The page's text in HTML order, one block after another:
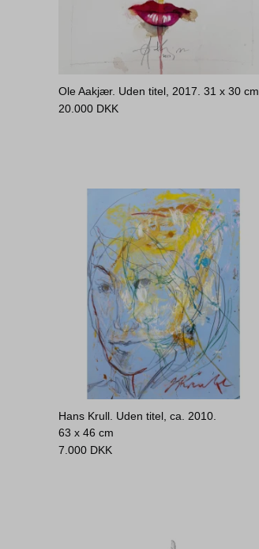
Ole Aakjær. Uden titel, 2017.31 x 30 cm
20.000 DKK
Hans Krull. Uden titel, ca. 2010.
63 x 46 cm
7.000 DKK